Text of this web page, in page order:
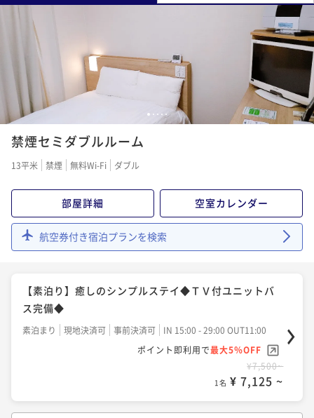
1 2 3 45
禁煙セミダブルルーム
13平米 禁煙 無料Wi-Fi ダブル
部屋詳細 空室カレンダー
航空券付き宿泊プランを検索
【素泊り】癒しのシンプルステイ◆ＴＶ付ユニットバ
ス完備◆
素泊まり 現地決済可 事前決済可
IN 15:00 - 29:00 OUT11:00
ポイント即利用で最大5％OFF
¥7,500~
1名 ¥ 7,125 ~